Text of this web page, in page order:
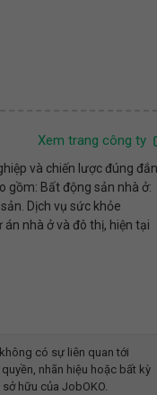
Xem trang công ty
và chiến lược đúng đắn
gồm: Bất động sản nhà ở:
Dịch vụ sức khỏe
nhà ở và đô thị, hiện tại
có sự liên quan tới
nhãn hiệu hoặc bất kỳ
hữu của JobOKO.